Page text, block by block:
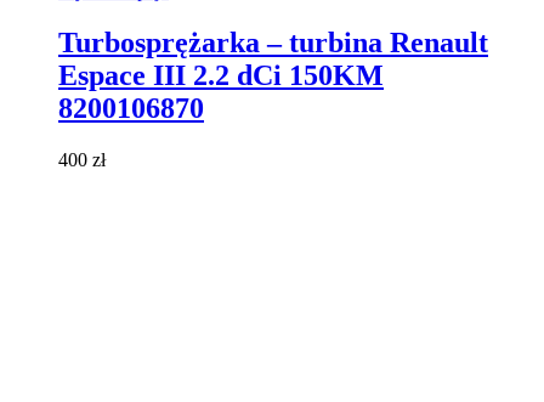
wiele
wariantów.
Opcje
można
Turbosprężarka – turbina Renault
Espace III 2.2 dCi 150KM
8200106870
400 zł